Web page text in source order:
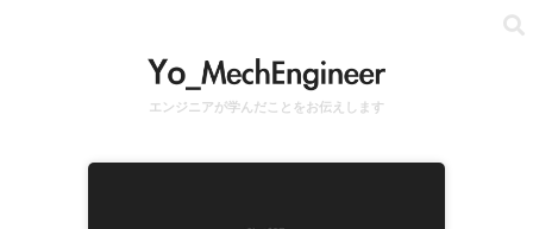
エンジニアが学んだことをお伝えします